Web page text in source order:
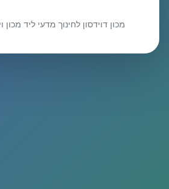
מכון דוידסון לחינוך מדעי ליד